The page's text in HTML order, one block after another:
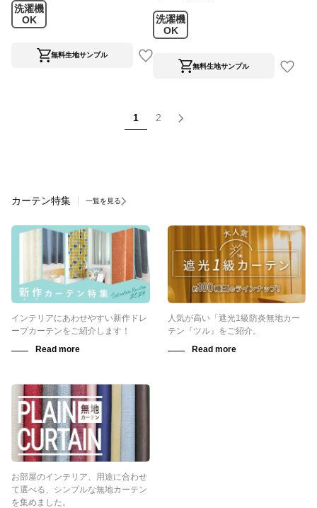
洗濯機
OK
無料生地サンプル
洗濯機
OK
無料生地サンプル
1 2
カーテン特集 一覧を見る
インテリアにあわせやすい新作ドレ
ープカーテンをご紹介します！
人気が高い「遮光1級防炎無地カー
テン『ツル』をご紹介。
お部屋のインテリア、用途に合わせ
て選べる、シンプルな無地カーテン
を集めました。